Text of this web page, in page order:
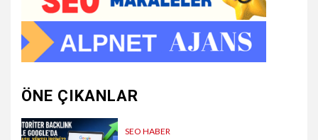
ÖNE ÇIKANLAR
SEO HABER